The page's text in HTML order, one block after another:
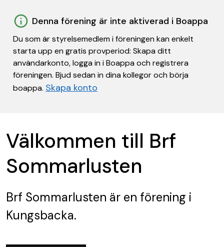
Denna förening är inte aktiverad i Boappa
Du som är styrelsemedlem i föreningen kan enkelt
starta upp en gratis provperiod: Skapa ditt
användarkonto, logga in i Boappa och registrera
föreningen. Bjud sedan in dina kollegor och börja
boappa. Skapa konto
Välkommen till Brf
Sommarlusten
Brf Sommarlusten är en förening i
Kungsbacka.